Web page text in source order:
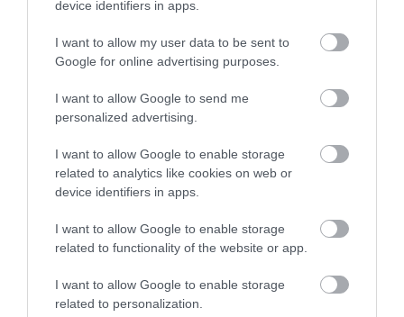
device identifiers in apps.
I want to allow my user data to be sent to
Google for online advertising purposes.
I want to allow Google to send me
personalized advertising.
I want to allow Google to enable storage
related to analytics like cookies on web or
device identifiers in apps.
I want to allow Google to enable storage
related to functionality of the website or app.
I want to allow Google to enable storage
related to personalization.
A nyári komposztálás trükkjei
Legyek, kiszáradás, kellemetlen szagok - sok buktatója van a
kiskerti komposztálásnak nyáron, de néhány apróságra